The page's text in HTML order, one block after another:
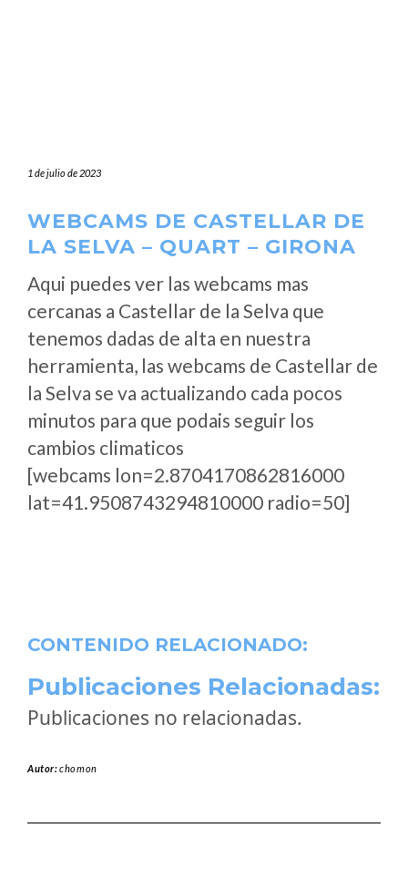
1 de julio de 2023
WEBCAMS DE CASTELLAR DE
LA SELVA – QUART – GIRONA
Aqui puedes ver las webcams mas
cercanas a Castellar de la Selva que
tenemos dadas de alta en nuestra
herramienta, las webcams de Castellar de
la Selva se va actualizando cada pocos
minutos para que podais seguir los
cambios climaticos
[webcams lon=2.8704170862816000
lat=41.9508743294810000 radio=50]
CONTENIDO RELACIONADO:
Publicaciones Relacionadas:
Publicaciones no relacionadas.
Autor:chomon